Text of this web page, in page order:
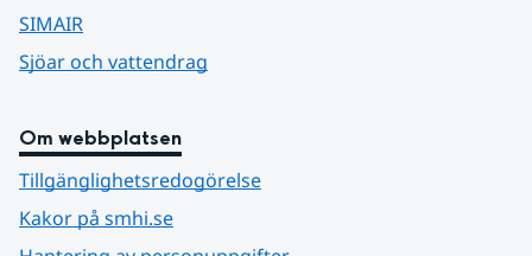
SIMAIR
Sjöar och vattendrag
Om webbplatsen
Tillgänglighetsredogörelse
Kakor på smhi.se